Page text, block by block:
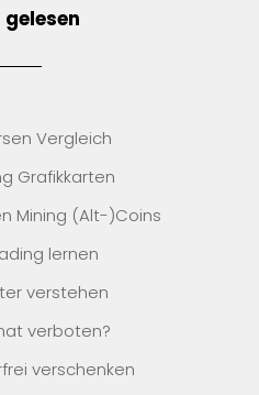
Vergleich
Grafikkarten
Mining (Alt-)Coins
lernen
verstehen
verboten?
verschenken